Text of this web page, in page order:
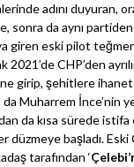
adını duyuran,
sonra da aynı
giren eski pilot
2021’de CHP’den
girip, şehitlere
da Muharrem İnce’nin
da kısa sürede
düzmeye başladı.
tarafından ‘